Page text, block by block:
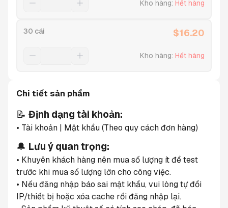
Kho hàng: Hết hàng
30 cái $16.20
Kho hàng: Hết hàng
Chi tiết sản phẩm
📝 Định dạng tài khoản:
• Tài khoản | Mật khẩu (Theo quy cách đơn hàng)
🔔 Lưu ý quan trọng:
• Khuyên khách hàng nên mua số lượng ít để test
trước khi mua số lượng lớn cho công việc.
• Nếu đăng nhập báo sai mật khẩu, vui lòng tự đổi
IP/thiết bị hoặc xóa cache rồi đăng nhập lại.